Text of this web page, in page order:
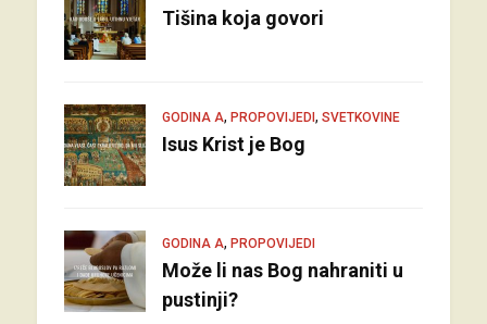
Tišina koja govori
GODINA A, PROPOVIJEDI, SVETKOVINE
Isus Krist je Bog
GODINA A, PROPOVIJEDI
Može li nas Bog nahraniti u
pustinji?